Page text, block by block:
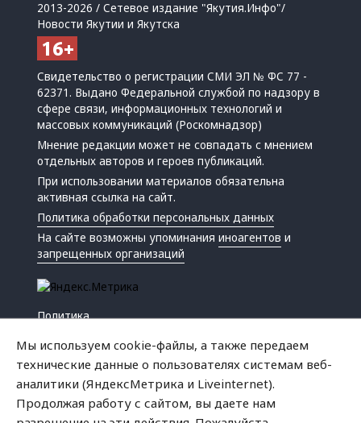
2013-2026 / Сетевое издание "Якутия.Инфо"/
Новости Якутии и Якутска
Свидетельство о регистрации СМИ ЭЛ № ФС 77 -
62371. Выдано Федеральной службой по надзору в
сфере связи, информационных технологий и
массовых коммуникаций (Роскомнадзор)
Мнение редакции может не совпадать с мнением
отдельных авторов и героев публикаций.
При использовании материалов обязательна
активная ссылка на сайт.
Политика обработки персональных данных
На сайте возможны упоминанияиноагентов и
запрещенных организаций
Политика
Мы используем cookie-файлы, а также передаем
технические данные о пользователях системам веб-
аналитики (ЯндексМетрика и Liveinternet).
Продолжая работу с сайтом, вы даете нам